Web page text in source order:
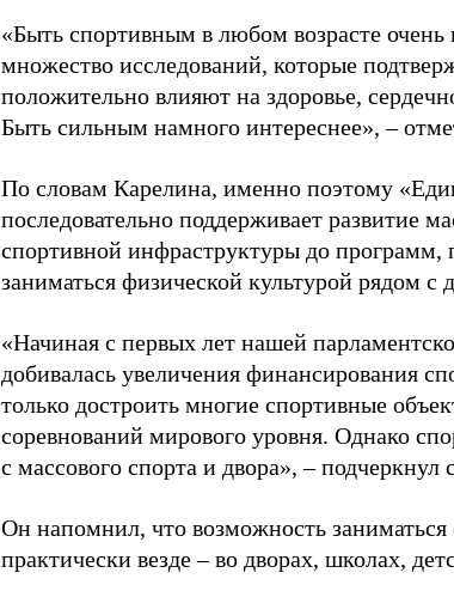
«Быть спортивным в любом возрасте
множество исследований, которые
положительно влияют на здоровье,
Быть сильным намного интереснее», –
По словам Карелина, именно поэтому
последовательно поддерживает развитие
спортивной инфраструктуры до
заниматься физической культурой рядом с
«Начиная с первых лет нашей
добивалась увеличения финансирования
только достроить многие спортивные
соревнований мирового уровня. Однако
с массового спорта и двора», – подчеркнул
Он напомнил, что возможность
практически везде – во дворах, школах,